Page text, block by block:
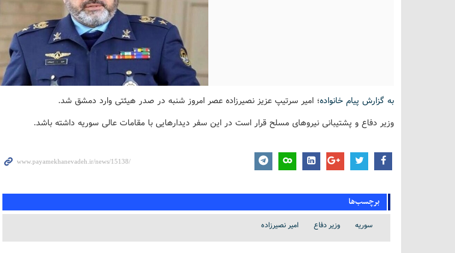
به گزارش پیام خانواده؛ امیر سرتیپ عزیز نصیرزاده عصر امروز شنبه در صدر هیئتی وارد دمشق شد.
وزیر دفاع و پشتیبانی نیروهای مسلح قرار است در این سفر دیدارهایی با مقامات عالی سوریه داشته باشد.
برچسب‌ها
سوریه وزیر دفاع امیر نصیرزاده